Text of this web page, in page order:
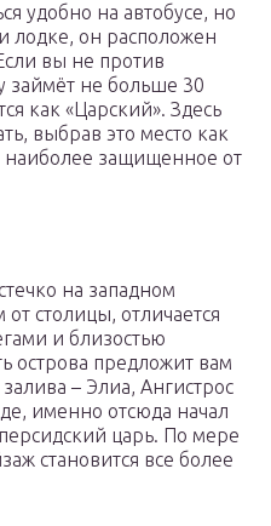
удобно на автобусе, но
лодке, он расположен
вы не против
займёт не больше 30
как «Царский». Здесь
выбрав это место как
наиболее защищенное от
на западном
столицы, отличается
и близостью
острова предложит вам
– Элиа, Ангистрос
именно отсюда начал
царь. По мере
становится все более